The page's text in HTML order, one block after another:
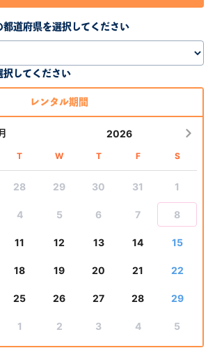
道府県を選択してください
択してください
レンタル期間
2026
T W T F S
28 29 30 31 1
4 5 6 7 8
11 12 13 14 15
18 19 20 21 22
25 26 27 28 29
1 2 3 4 5